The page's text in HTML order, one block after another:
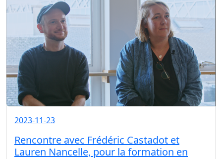
2023-11-23
Rencontre avec Frédéric Castadot et
Lauren Nancelle, pour la formation en